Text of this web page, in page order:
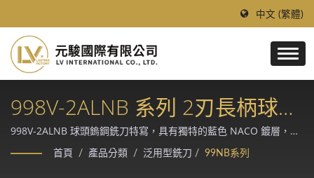
中文 (繁體)
998V-2ALNB 系列 2刃長柄球頭
銑刀 (NACO-BLUE鍍層)
998V-2ALNB 球頭鎢鋼銑刀特寫，具有獨特的藍色 NACO 鍍層，適
用於高速加工。 / 創立於 1997 年的台灣領導鎢鋼刀具廠，採德、日
進口優質鎢鋼棒材與 Makino、Rollomatic、ANCA CNC 磨床精
首頁 / 產品分類 / 泛用型銑刀 / 99NB系列